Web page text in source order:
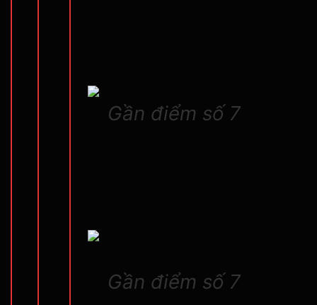
Gần điểm số 7
Gần điểm số 7